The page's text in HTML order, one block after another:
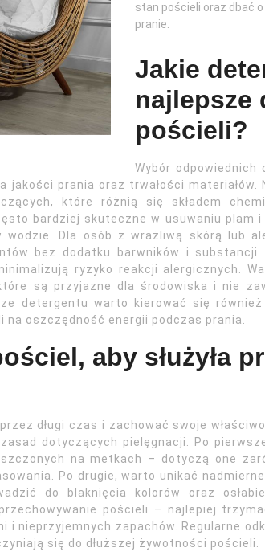
stan pościeli oraz dbać
pranie.
Jakie
najlepsze
pościeli?
Wybór
jakości prania oraz trwałości
które różnią się składem
bardziej skuteczne w usuwaniu plam
wodzie. Dla osób z wrażliwą skórą lub
bez dodatku barwników i substancji
ryzyko reakcji alergicznych.
są przyjazne dla środowiska i nie
detergentu warto kierować się
oszczędność energii podczas prania.
aby służyła
przez długi czas i zachować swoje
dotyczących pielęgnacji. Po
na metkach – dotyczą one
Po drugie, warto unikać
do blaknięcia kolorów oraz
pościeli – najlepiej
i nieprzyjemnych zapachów. Regularne
się do dłuższej żywotności pościeli.